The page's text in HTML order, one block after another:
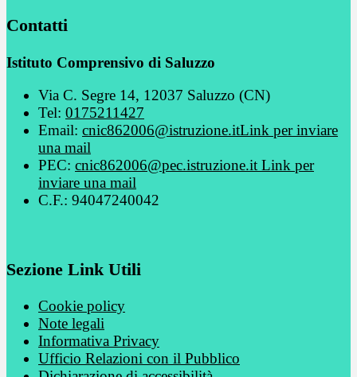
Contatti
Istituto Comprensivo di Saluzzo
Via C. Segre 14, 12037 Saluzzo (CN)
Tel: 0175211427
Email: cnic862006@istruzione.itLink per inviare
una mail
PEC: cnic862006@pec.istruzione.it Link per
inviare una mail
C.F.: 94047240042
Sezione Link Utili
Cookie policy
Note legali
Informativa Privacy
Ufficio Relazioni con il Pubblico